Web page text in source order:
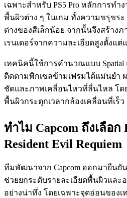
เฉพาะสำหรับ PS5 Pro หลักการท
พื้นผิวต่าง ๆ ในเกม ทั้งความขรุขร
ต่างของสีเล็กน้อย จากนั้นจึงสร้าง
เรนเดอร์จากความละเอียดสูงตั้งแต่
เทคนิคนี้ใช้การคำนวณแบบ Spatial
ติดตามพิกเซลข้ามเฟรมได้แม่นยำ
ชัดและภาพเคลื่อนไหวที่ลื่นไหล โ
พื้นผิวกระตุกเวลากล้องเคลื่อนที่เร็ว
ทำไม Capcom ถึงเลือก
Resident Evil Requiem
ทีมพัฒนาจาก Capcom ออกมายืนยัน
ช่วยยกระดับรายละเอียดพื้นผิวและ
อย่างน่าทึ่ง โดยเฉพาะจุดอ่อนของ